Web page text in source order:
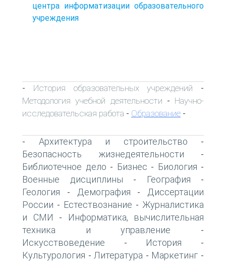
центра информатизации образовательного
учреждения
- История образовательных учреждений -
Методология учебной деятельности - Научно-
исследовательская работа - Образование -
- Архитектура и строительство -
Безопасность жизнедеятельности -
Библиотечное дело - Бизнес - Биология -
Военные дисциплины - География -
Геология - Демография -
Диссертации
России - Естествознание - Журналистика
и СМИ -
Информатика, вычислительная
техника и управление -
Искусствоведение - История -
Культурология - Литература - Маркетинг -